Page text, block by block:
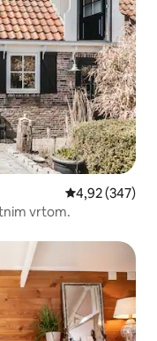
Prosječna
4,92 (347)
vrtom.